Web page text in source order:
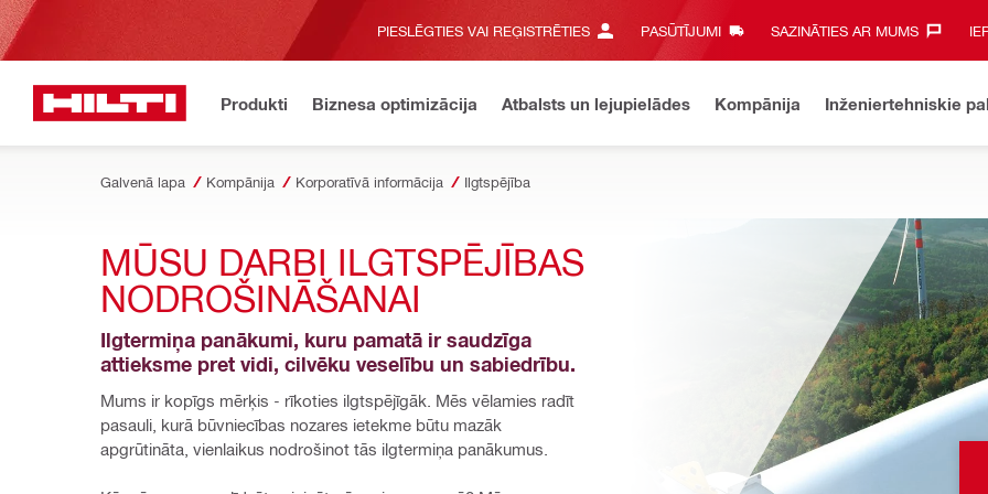
PIESLĒGTIES VAI REĢISTRĒTIES PASŪTĪJUMI SAZINĀTIES AR MUMS‎
Produkti Biznesa optimizācija Atbalsts un lejupielādes Kompānija Inženiertehniskie
Galvenā lapa Kompānija Korporatīvā informācija Ilgtspējība
MŪSU DARBI ILGTSPĒJĪBAS
NODROŠINĀŠANAI
Ilgtermiņa panākumi, kuru pamatā ir saudzīga
attieksme pret vidi, cilvēku veselību un sabiedrību.
Mums ir kopīgs mērķis - rīkoties ilgtspējīgāk. Mēs vēlamies radīt
pasauli, kurā būvniecības nozares ietekme būtu mazāk
apgrūtināta, vienlaikus nodrošinot tās ilgtermiņa panākumus.